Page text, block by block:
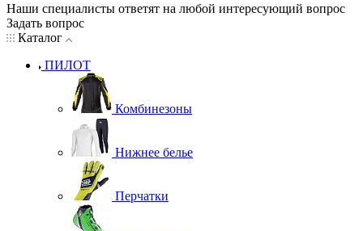
Наши специалисты ответят на любой интересующий вопрос
Задать вопрос
Каталог
ПИЛОТ
Комбинезоны
Нижнее белье
Перчатки